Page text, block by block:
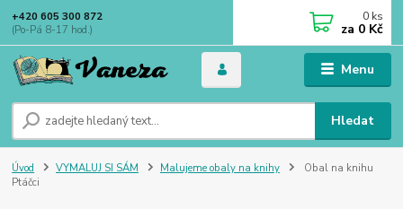
Menu
Hledat
+420 605 300 872
(Po-Pá 8-17 hod.)
0 ks
za 0 Kč
Úvod VYMALUJ SI SÁM Malujeme obaly na knihy
Obal na knihu
Ptáčci